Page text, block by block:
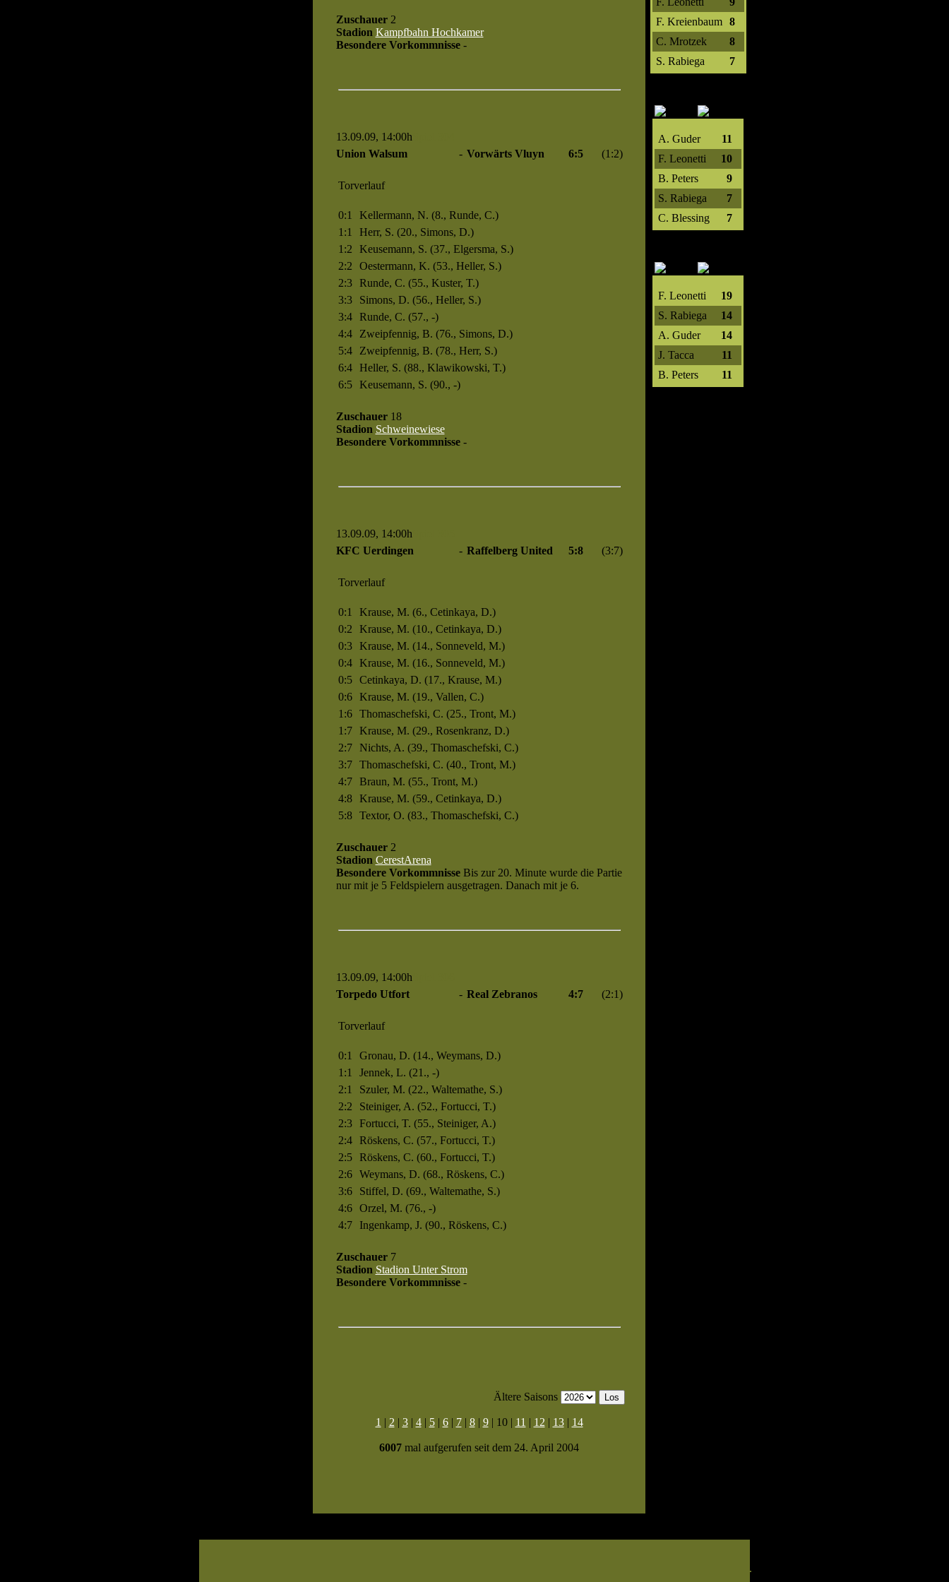
Zuschauer2
Stadion Kampfbahn Hochkamer
Besondere Vorkommnisse-
13.09.09, 14:00h
Union Walsum
- Vorwärts Vluyn 6:5 (1:2)
Torverlauf
0:1
Kellermann, N. (8., Runde, C.)
1:1
Herr, S. (20., Simons, D.)
1:2
Keusemann, S. (37., Elgersma, S.)
2:2
Oestermann, K. (53., Heller, S.)
2:3
Runde, C. (55., Kuster, T.)
3:3
Simons, D. (56., Heller, S.)
3:4
Runde, C. (57., -)
4:4
Zweipfennig, B. (76., Simons, D.)
5:4
Zweipfennig, B. (78., Herr, S.)
6:4
Heller, S. (88., Klawikowski, T.)
6:5
Keusemann, S. (90., -)
Zuschauer18
Stadion Schweinewiese
Besondere Vorkommnisse-
13.09.09, 14:00h
KFC Uerdingen
- Raffelberg United 5:8 (3:7)
Torverlauf
0:1
Krause, M. (6., Cetinkaya, D.)
0:2
Krause, M. (10., Cetinkaya, D.)
0:3
Krause, M. (14., Sonneveld, M.)
0:4
Krause, M. (16., Sonneveld, M.)
0:5
Cetinkaya, D. (17., Krause, M.)
0:6
Krause, M. (19., Vallen, C.)
1:6
Thomaschefski, C. (25., Tront, M.)
1:7
Krause, M. (29., Rosenkranz, D.)
2:7
Nichts, A. (39., Thomaschefski, C.)
3:7
Thomaschefski, C. (40., Tront, M.)
4:7
Braun, M. (55., Tront, M.)
4:8
Krause, M. (59., Cetinkaya, D.)
5:8
Textor, O. (83., Thomaschefski, C.)
Zuschauer2
Stadion CerestArena
Besondere VorkommnisseBis zur 20. Minute wurde die Partie
nur mit je 5 Feldspielern ausgetragen. Danach mit je 6.
13.09.09, 14:00h
Torpedo Utfort
- Real Zebranos 4:7 (2:1)
Torverlauf
0:1
Gronau, D. (14., Weymans, D.)
1:1
Jennek, L. (21., -)
2:1
Szuler, M. (22., Waltemathe, S.)
2:2
Steiniger, A. (52., Fortucci, T.)
2:3
Fortucci, T. (55., Steiniger, A.)
2:4
Röskens, C. (57., Fortucci, T.)
2:5
Röskens, C. (60., Fortucci, T.)
2:6
Weymans, D. (68., Röskens, C.)
3:6
Stiffel, D. (69., Waltemathe, S.)
4:6
Orzel, M. (76., -)
4:7
Ingenkamp, J. (90., Röskens, C.)
Zuschauer7
Stadion Stadion Unter Strom
Besondere Vorkommnisse-
Ältere Saisons
1 | 2 | 3| 4| 5| 6| 7| 8| 9| 10 | 11 | 12 | 13| 14
6007 mal aufgerufen seit dem 24. April 2004
F. Kreienbaum
8
C. Mrotzek
8
S. Rabiega
7
A. Guder
11
F. Leonetti
10
B. Peters
9
S. Rabiega
7
C. Blessing
7
F. Leonetti
19
S. Rabiega
14
A. Guder
14
J. Tacca
11
B. Peters
11